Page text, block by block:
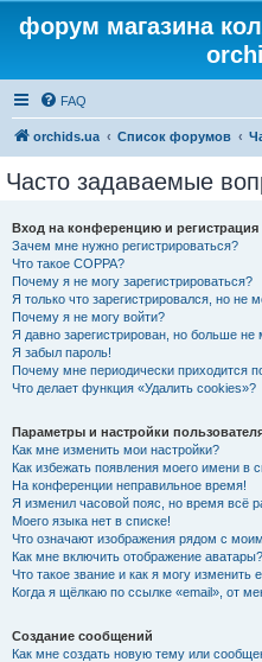
форум магазина
FAQ
orchids.ua Список форумов
Часто задаваемые
Вход на конференцию и регистрация
Зачем мне нужно регистрироваться?
Что такое COPPA?
Почему я не могу зарегистрироваться?
Я только что зарегистрировался, но не
Почему я не могу войти?
Я давно зарегистрирован, но больше не
Я забыл пароль!
Почему мне периодически приходится
Что делает функция «Удалить cookies»?
Параметры и настройки
Как мне изменить мои настройки?
Как избежать появления моего имени в
На конференции неправильное время!
Я изменил часовой пояс, но время всё
Моего языка нет в списке!
Что означают изображения рядом с
Как мне включить отображение аватары?
Что такое звание и как я могу изменить
Когда я щёлкаю по ссылке «email», от
Создание сообщений
Как мне создать новую тему или